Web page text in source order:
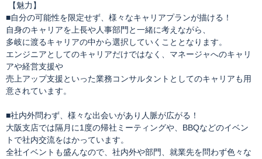
【魅力】
■自分の可能性を限定せず、様々なキャリアプランが描ける！
自身のキャリアを上長や人事部門と一緒に考えながら、
多岐に渡るキャリアの中から選択していくこととなります。
エンジニアとしてのキャリアだけではなく、マネージャへのキャリ
アや経営支援や
売上アップ支援といった業務コンサルタントとしてのキャリアも用
意されています。
■社内外問わず、様々な出会いがあり人脈が広がる！
大阪支店では隔月に1度の帰社ミーティングや、BBQなどのイベン
トで社内交流をはかっています。
全社イベントも盛んなので、社内外や部門、就業先を問わず色々な